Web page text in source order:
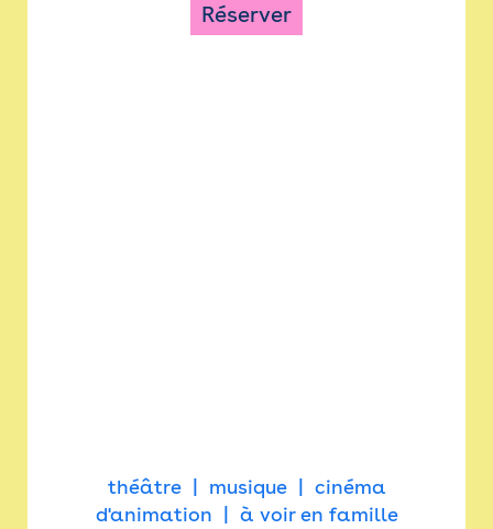
Réserver
théâtre musique
cinéma
d'animation
à voir en famille